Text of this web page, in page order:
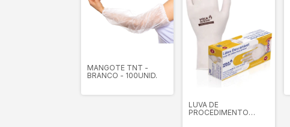
MANGOTE TNT -
BRANCO - 100UNID.
LUVA DE
PROCEDIMENTO